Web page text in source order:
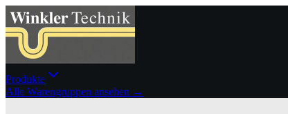
Produkte
Alle Warengruppen ansehen →